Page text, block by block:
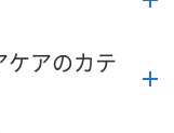
ケアのカテ